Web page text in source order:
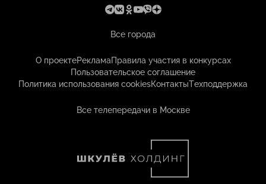
Все города
О проектеРекламаПравила участия в конкурсах
Пользовательское соглашение
Политика использования cookiesКонтактыТехподдержка
Все телепередачи в Москве